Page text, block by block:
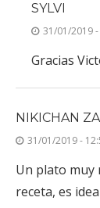
SYLVI
31/01/2019
Gracias
NIKICHAN
31/01/2019 -
Un plato muy
receta, es